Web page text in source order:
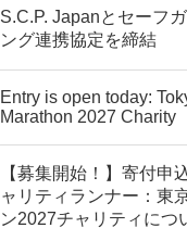
S.C.P. Japanとセーフ
ング連携協定を締結
Entry is open today:
Marathon 2027 Charity
【募集開始！】寄付申
ャリティランナー：東
ン2027チャリティにつ